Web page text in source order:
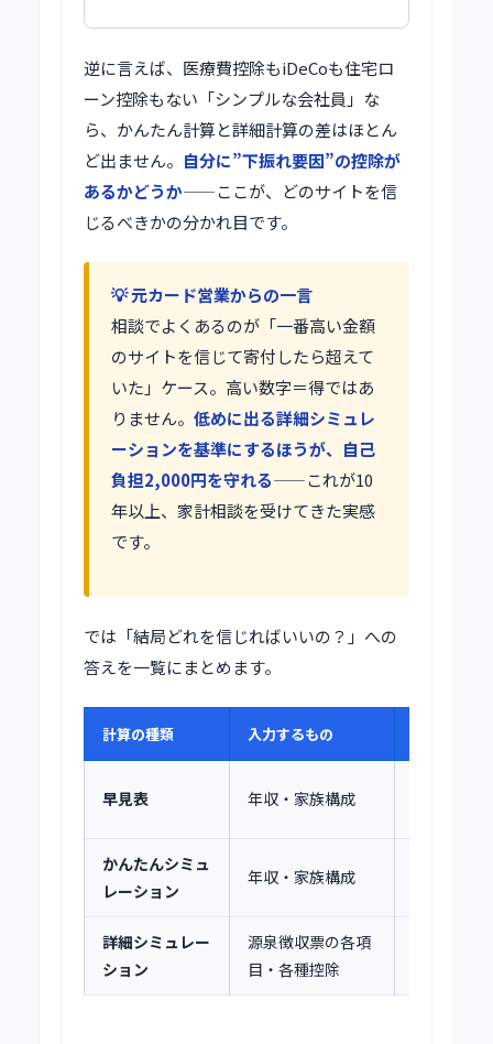
逆に言えば、医療費控除もiDeCoも住宅ロ
ーン控除もない「シンプルな会社員」な
ら、かんたん計算と詳細計算の差はほとん
ど出ません。 自分に”下振れ要因”の控除が
あるかどうか——ここが、どのサイトを信
じるべきかの分かれ目です。
💡 元カード営業からの一言
相談でよくあるのが「一番高い金額
のサイトを信じて寄付したら超えて
いた」ケース。高い数字＝得ではあ
りません。 低めに出る詳細シミュレ
ーションを基準にするほうが、自己
負担2,000円を守れる——これが10
年以上、家計相談を受けてきた実感
です。
では「結局どれを信じればいいの？」への
答えを一覧にまとめます。
計算の種類 入力するもの
早見表 年収・家族構成
かんたんシミュ
レーション
年収・家族構成
詳細シミュレー
ション
源泉徴収票の各項
目・各種控除